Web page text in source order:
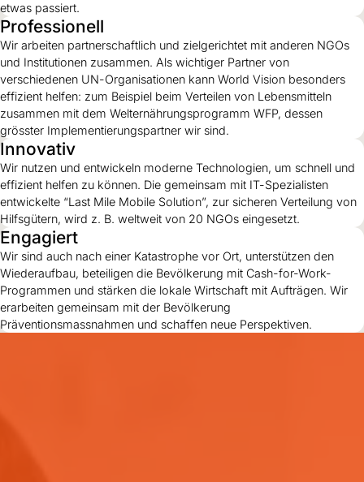
etwas passiert.
Professionell
Wir arbeiten partnerschaftlich und zielgerichtet mit anderen NGOs
und Institutionen zusammen. Als wichtiger Partner von
verschiedenen UN-Organisationen kann World Vision besonders
effizient helfen: zum Beispiel beim Verteilen von Lebensmitteln
zusammen mit dem Welternährungsprogramm WFP, dessen
grösster Implementierungspartner wir sind.
Innovativ
Wir nutzen und entwickeln moderne Technologien, um schnell und
effizient helfen zu können. Die gemeinsam mit IT-Spezialisten
entwickelte “Last Mile Mobile Solution”, zur sicheren Verteilung von
Hilfsgütern, wird z. B. weltweit von 20 NGOs eingesetzt.
Engagiert
Wir sind auch nach einer Katastrophe vor Ort, unterstützen den
Wiederaufbau, beteiligen die Bevölkerung mit Cash-for-Work-
Programmen und stärken die lokale Wirtschaft mit Aufträgen. Wir
erarbeiten gemeinsam mit der Bevölkerung
Präventionsmassnahmen und schaffen neue Perspektiven.